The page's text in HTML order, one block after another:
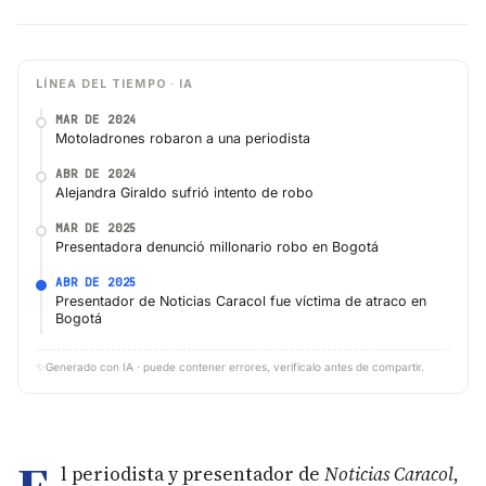
LÍNEA DEL TIEMPO · IA
MAR DE 2024
Motoladrones robaron a una periodista
ABR DE 2024
Alejandra Giraldo sufrió intento de robo
MAR DE 2025
Presentadora denunció millonario robo en Bogotá
ABR DE 2025
Presentador de Noticias Caracol fue víctima de atraco en
Bogotá
✨ Generado con IA · puede contener errores, verifícalo antes de compartir.
l periodista y presentador de Noticias Caracol,